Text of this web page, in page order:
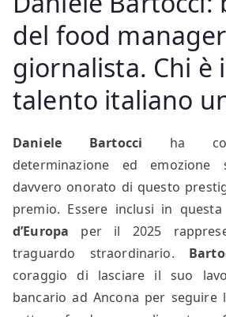
del food
giornalista. Chi è
talento italiano
Daniele Bartocci ha
determinazione ed emozione
davvero onorato di questo
premio. Essere inclusi in
d’Europa per il 2025
traguardo straordinario.
coraggio di lasciare il suo
bancario ad Ancona per seguire